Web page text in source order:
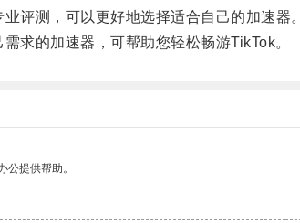
测，可以更好地选择适合自己的加速器。
的加速器，可帮助您轻松畅游TikTok。
提供帮助。